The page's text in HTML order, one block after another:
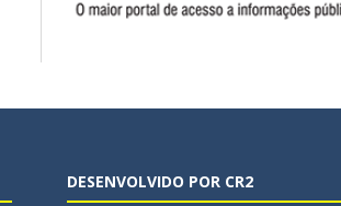
DESENVOLVIDO POR CR2